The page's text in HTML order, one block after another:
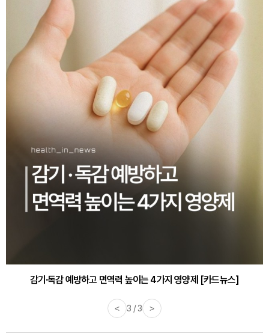
감기·독감 예방하고 면역력 높이는 4가지 영양제 [카드뉴스]
< 3 / 3 >